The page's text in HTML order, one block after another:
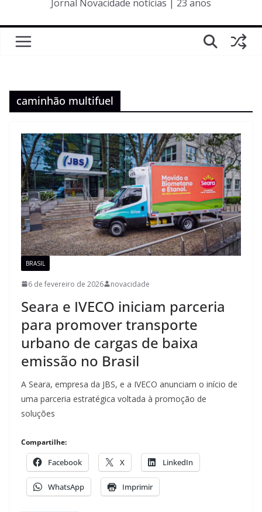
Jornal Novacidade notícias | 23 anos
caminhão multifuel
BRASIL
6 de fevereiro de 2026 novacidade
Seara e IVECO iniciam parceria
para promover transporte
urbano de cargas de baixa
emissão no Brasil
A Seara, empresa da JBS, e a IVECO anunciam o início de
uma parceria estratégica voltada à promoção de
soluções
Compartilhe:
Facebook X LinkedIn
WhatsApp Imprimir